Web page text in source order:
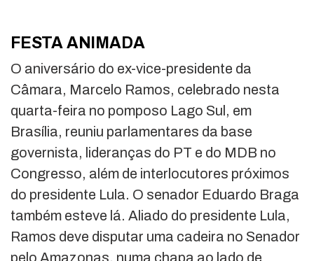
FESTA ANIMADA
O aniversário do ex-vice-presidente da
Câmara, Marcelo Ramos, celebrado nesta
quarta-feira no pomposo Lago Sul, em
Brasília, reuniu parlamentares da base
governista, lideranças do PT e do MDB no
Congresso, além de interlocutores próximos
do presidente Lula. O senador Eduardo Braga
também esteve lá. Aliado do presidente Lula,
Ramos deve disputar uma cadeira no Senador
pelo Amazonas, numa chapa ao lado de